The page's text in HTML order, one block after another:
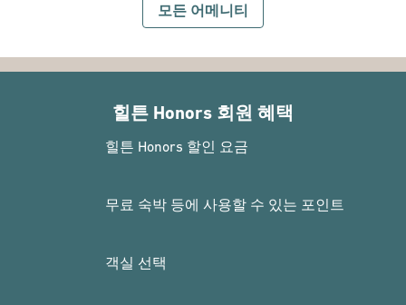
모든 어메니티
힐튼 Honors 회원 혜택
힐튼 Honors 할인 요금
무료 숙박 등에 사용할 수 있는 포인트
객실 선택